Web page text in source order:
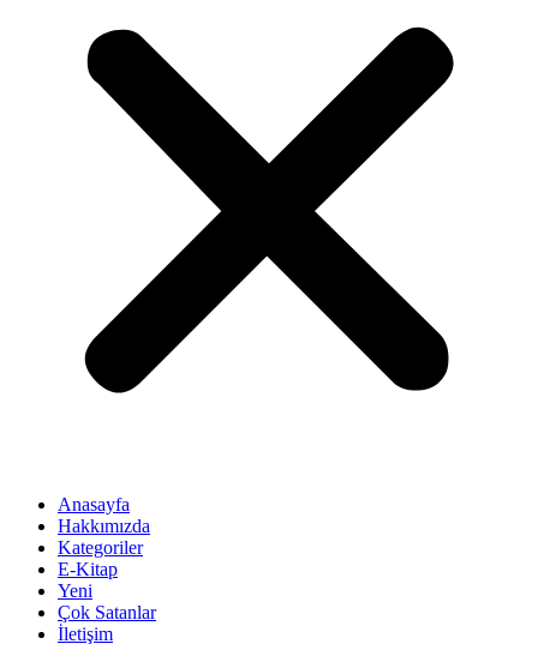
Anasayfa
Hakkımızda
Kategoriler
E-Kitap
Yeni
Çok Satanlar
İletişim